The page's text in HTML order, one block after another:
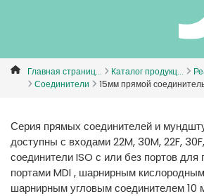
Denmark
Deutschland
France
International English
Главная страниц... Каталог продукц...
Соединители
15мм прямой
Серия прямых соединителей и
доступны с входами 22M, 30M, 22F,
соединители ISO с или без портов для
портами MDI , шарнирным
шарнирным угловым соединителем 10